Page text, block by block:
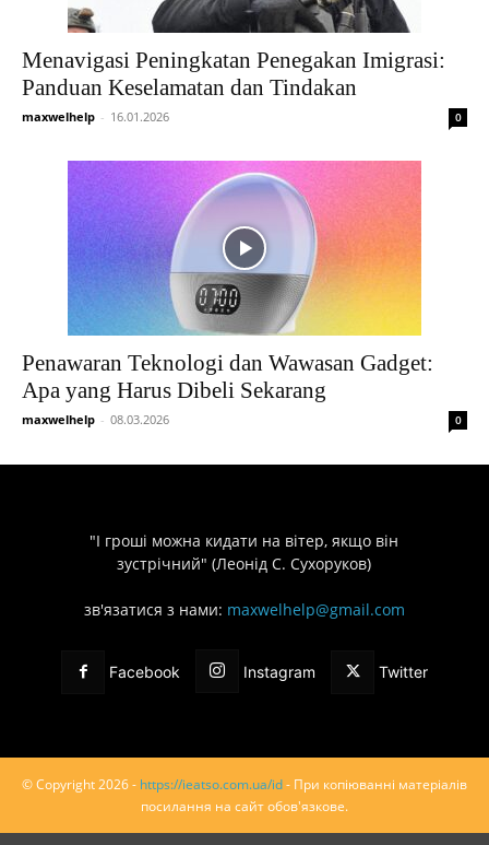
Menavigasi Peningkatan Penegakan Imigrasi:
Panduan Keselamatan dan Tindakan
maxwelhelp - 16.01.2026 0
Penawaran Teknologi dan Wawasan Gadget:
Apa yang Harus Dibeli Sekarang
maxwelhelp - 08.03.2026 0
"І гроші можна кидати на вітер, якщо він
зустрічний" (Леонід С. Сухоруков)
зв'язатися з нами: maxwelhelp@gmail.com
Facebook Instagram Twitter
© Copyright 2026 - https://ieatso.com.ua/id- При копіюванні матеріалів
посилання на сайт обов'язкове.